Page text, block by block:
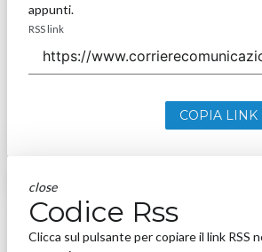
appunti.
RSS link
COPIA LINK
close
Codice Rss
Clicca sul pulsante per copiare il link RSS